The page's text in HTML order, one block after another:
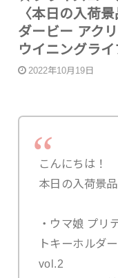
〈本日の入荷
ダービー アク
ウイニングラ
2022年10月19日
こんにちは！
本日の入荷景品
・ウマ娘 プリ
トキーホルダ
vol.2